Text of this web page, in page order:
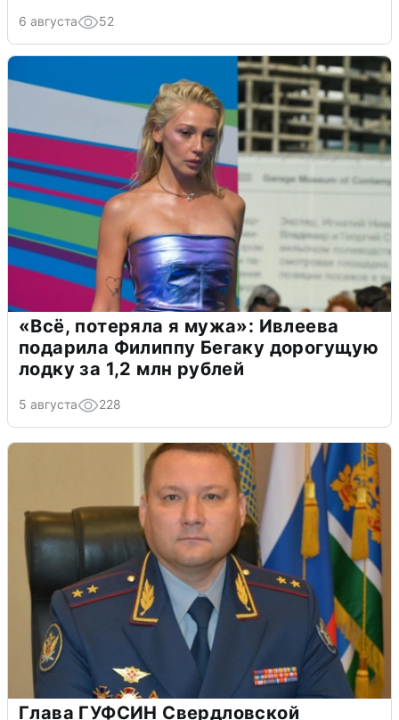
6 августа 52
«Всё, потеряла я мужа»: Ивлеева
подарила Филиппу Бегаку дорогущую
лодку за 1,2 млн рублей
5 августа 228
Глава ГУФСИН Свердловской